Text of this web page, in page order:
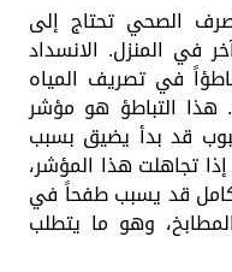
الصحي تحتاج إلى
في المنزل. الانسداد
في تصريف المياه
التباطؤ هو مؤشر
قد بدأ يضيق بسبب
تجاهلت هذا المؤشر،
كامل قد يسبب طفحاً في
وهو ما يتطلب